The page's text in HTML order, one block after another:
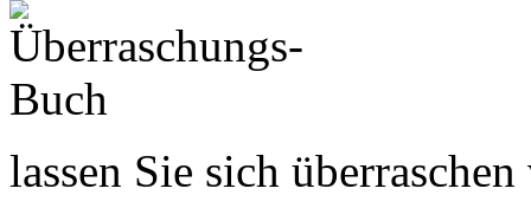
lassen Sie sich